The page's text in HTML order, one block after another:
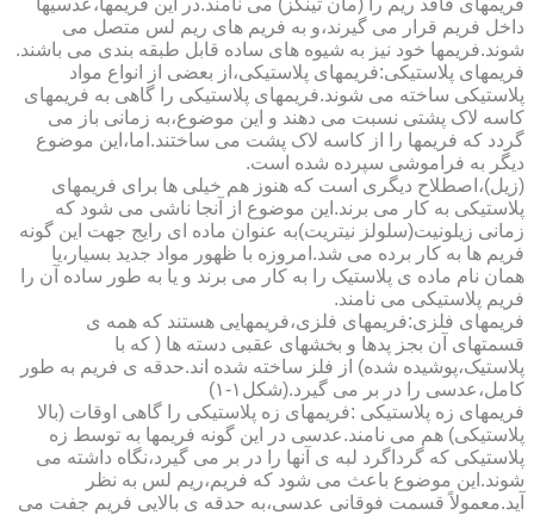
فریمهای فاقد ریم را (مان تینگز) می نامند.در این فریمها،عدسیها
داخل فریم قرار می گیرند،و به فریم های ریم لس متصل می
شوند.فریمها خود نیز به شیوه های ساده قابل طبقه بندی می باشند.
فریمهای پلاستیکی:فریمهای پلاستیکی،از بعضی از انواع مواد
پلاستیکی ساخته می شوند.فریمهای پلاستیکی را گاهی به فریمهای
کاسه لاک پشتی نسبت می دهند و این موضوع،به زمانی باز می
گردد که فریمها را از کاسه لاک پشت می ساختند.اما،این موضوع
دیگر به فراموشی سپرده شده است.
(زیل)،اصطلاح دیگری است که هنوز هم خیلی ها برای فریمهای
پلاستیکی به کار می برند.این موضوع از آنجا ناشی می شود که
زمانی زیلونیت(سلولز نیتریت)به عنوان ماده ای رایج جهت این گونه
فریم ها به کار برده می شد.امروزه با ظهور مواد جدید بسیار،یا
همان نام ماده ی پلاستیک را به کار می برند و یا به طور ساده آن را
فریم پلاستیکی می نامند.
فریمهای فلزی:فریمهای فلزی،فریمهایی هستند که همه ی
قسمتهای آن بجز پدها و بخشهای عقبی دسته ها ( که با
پلاستیک،پوشیده شده) از فلز ساخته شده اند.حدقه ی فریم به طور
کامل،عدسی را در بر می گیرد.(شکل۱-۱)
فریمهای زه پلاستیکی :فریمهای زه پلاستیکی را گاهی اوقات (بالا
پلاستیکی) هم می نامند.عدسی در این گونه فریمها به توسط زه
پلاستیکی که گرداگرد لبه ی آنها را در بر می گیرد،نگاه داشته می
شوند.این موضوع باعث می شود که فریم،ریم لس به نظر
آید.معمولاً قسمت فوقانی عدسی،به حدقه ی بالایی فریم جفت می